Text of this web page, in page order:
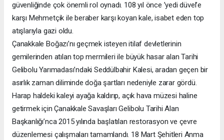
güvenliğinde çok önemli rol oynadı. 108 yıl önce ’yedi düvel’e
karşı Mehmetçik ile beraber karşı koyan kale, isabet eden top
atışlarıyla gazi oldu.
Çanakkale Boğazı’nı geçmek isteyen itilaf devletlerinin
gemilerinden atılan top mermileri ile büyük hasar alan Tarihi
Gelibolu Yarımadası’ndaki Seddülbahir Kalesi, aradan geçen bir
asırlık zaman diliminde doğa şartları nedeniyle zarar gördü.
Harap haldeki kaleyi ayağa kaldırıp, açık hava müzesi haline
getirmek için Çanakkale Savaşları Gelibolu Tarihi Alan
Başkanlığı’nca 2015 yılında başlatılan restorasyon ve çevre
düzenlemesi çalışmaları tamamlandı. 18 Mart Şehitleri Anma